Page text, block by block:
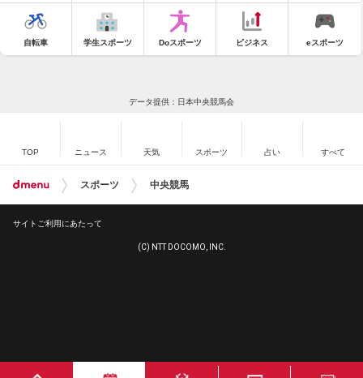
自転車 学生スポーツ Doスポーツ ビジネス eスポーツ
データ提供：日本中央競馬会
TOP ニュース 天気 スポーツ 占い すべて
スポーツ 中央競馬
サイトご利用にあたって
(C) NTT DOCOMO, INC.